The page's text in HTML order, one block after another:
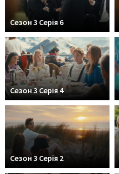
Сезон 3 Серія 6
Сезон 3 Серія 4
Сезон 3 Серія 2